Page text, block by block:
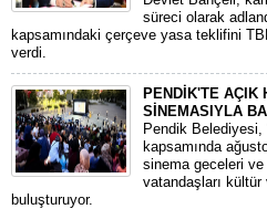
süreci olarak
kapsamındaki çerçeve yasa teklifini
verdi.
PENDİK'TE AÇIK
SİNEMASIYLA
Pendik Belediyesi,
kapsamında
sinema geceleri ve
vatandaşları
buluşturuyor.